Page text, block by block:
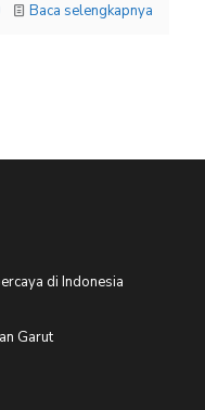
Baca selengkapnya
di Indonesia
Garut